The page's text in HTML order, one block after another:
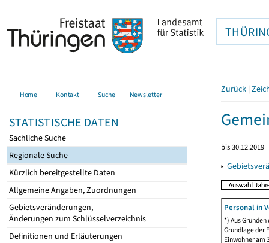
Home Kontakt Suche Newsletter
STATISTISCHE DATEN
Sachliche Suche
Regionale Suche
Kürzlich bereitgestellte Daten
Allgemeine Angaben, Zuordnungen
Gebietsveränderungen,
Änderungen zum Schlüsselverzeichnis
Definitionen und Erläuterungen
Zurück |
bis 30.12.2019
▸
Personal in
*) Aus
Grundlage der
Einwohner am